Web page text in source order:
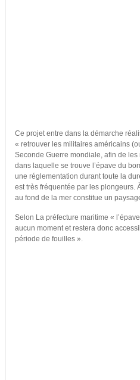
Ce projet entre dans la démarche
« retrouver les militaires américains
Seconde Guerre mondiale, afin de
dans laquelle se trouve l’épave du
une réglementation durant toute la
est très fréquentée par les plongeurs.
au fond de la mer constitue un
Selon La préfecture maritime «
aucun moment et restera donc
période de fouilles ».